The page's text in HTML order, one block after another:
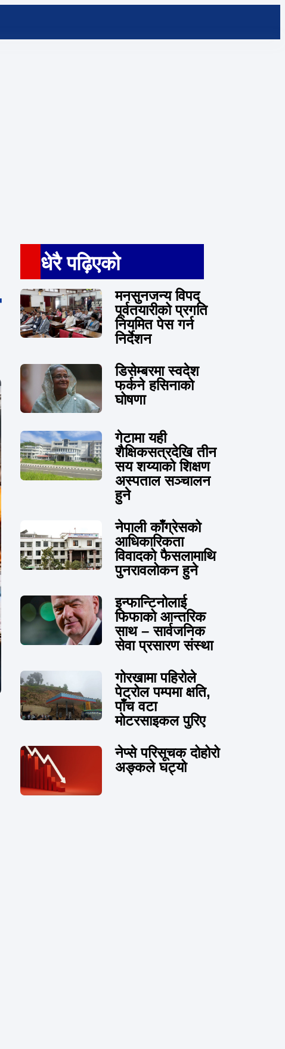
धेरै पढ़िएको
मनसुनजन्य विपद्
पूर्वतयारीको प्रगति
नियमित पेस गर्न
निर्देशन
डिसेम्बरमा स्वदेश
फर्कने हसिनाको
घोषणा
गेटामा यही
शैक्षिकसत्रदेखि तीन
सय शय्याको शिक्षण
अस्पताल सञ्चालन
हुने
नेपाली काँग्रेसको
आधिकारिकता
विवादको फैसलामाथि
पुनरावलोकन हुने
इन्फान्टिनोलाई
फिफाको आन्तरिक
साथ – सार्वजनिक
सेवा प्रसारण संस्था
गोरखामा पहिरोले
पेट्रोल पम्पमा क्षति,
पाँच वटा
मोटरसाइकल पुरिए
नेप्से परिसूचक दोहोरो
अङ्कले घट्यो